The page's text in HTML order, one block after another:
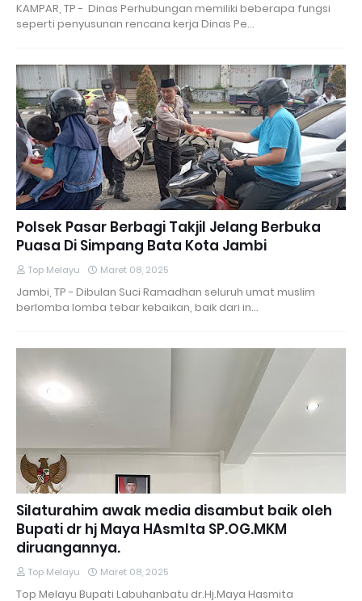
KAMPAR, TP - Dinas Perhubungan memiliki beberapa fungsi
seperti penyusunan rencana kerja Dinas Pe…
Polsek Pasar Berbagi Takjil Jelang Berbuka
Puasa Di Simpang Bata Kota Jambi
Top Melayu Maret 08, 2025
Jambi, TP - Dibulan Suci Ramadhan seluruh umat muslim
berlomba lomba tebar kebaikan, baik dari in…
Silaturahim awak media disambut baik oleh
Bupati dr hj Maya HAsmIta SP.OG.MKM
diruangannya.
Top Melayu Maret 08, 2025
Top Melayu Bupati Labuhanbatu dr.Hj.Maya Hasmita